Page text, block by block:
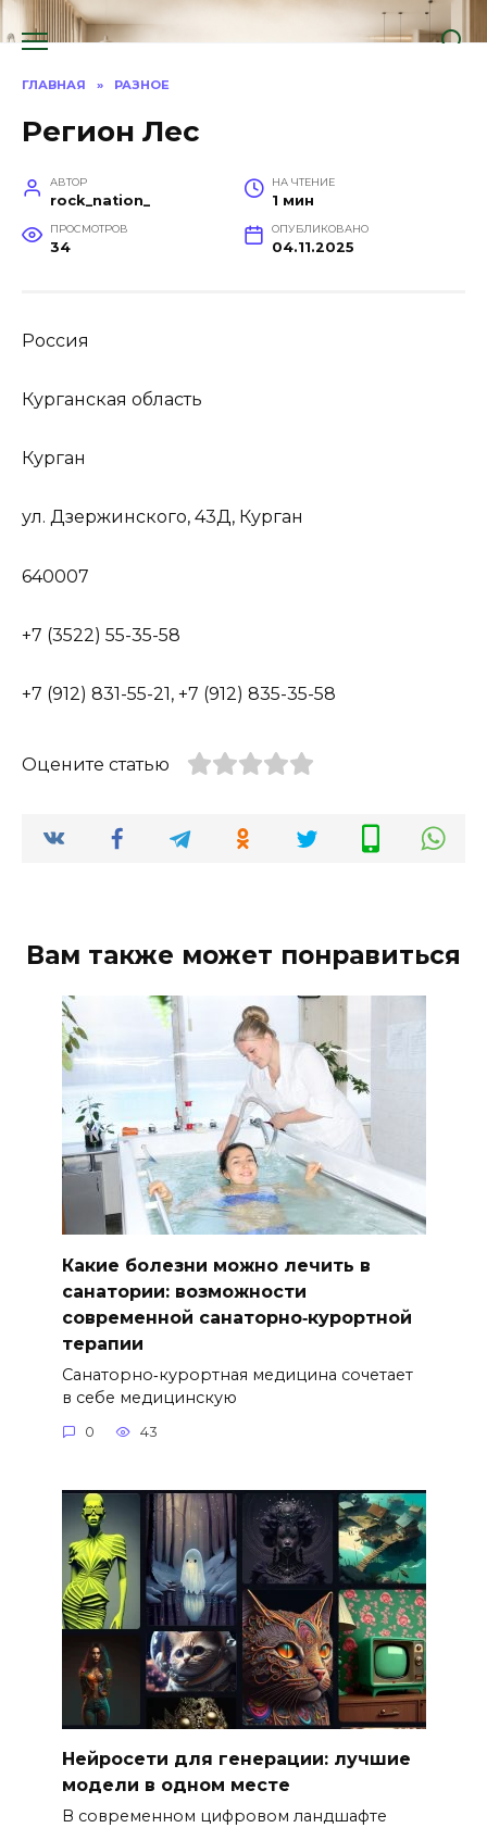
Перейти
к
ГЛАВНАЯ » РАЗНОЕ
Регион Лес
АВТОР
rock_nation_
НА ЧТЕНИЕ
1 мин
ПРОСМОТРОВ
34
ОПУБЛИКОВАНО
04.11.2025
Россия
Курганская область
Курган
ул. Дзержинского, 43Д, Курган
640007
+7 (3522) 55-35-58
+7 (912) 831-55-21, +7 (912) 835-35-58
Оцените статью
Вам также может понравиться
Какие болезни можно лечить в
санатории: возможности
современной санаторно‑курортной
терапии
Санаторно‑курортная медицина сочетает
в себе медицинскую
0 43
Нейросети для генерации: лучшие
модели в одном месте
В современном цифровом ландшафте